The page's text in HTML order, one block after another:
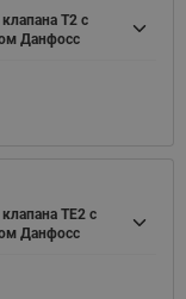
T2 с
Данфосс
TE2 с
Данфосс